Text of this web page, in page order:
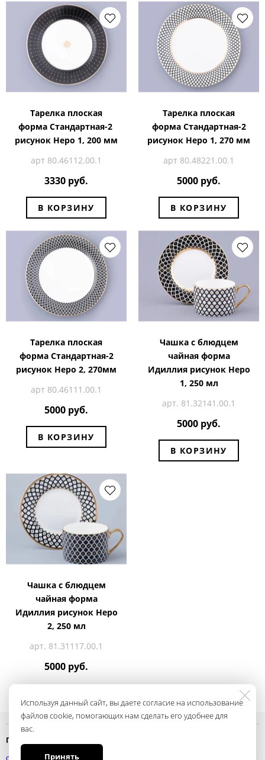
Тарелка плоская
форма Стандартная-2
рисунок Неро 1, 200 мм
арт 80.46112.00.1
3330 руб.
В КОРЗИНУ
Тарелка плоская
форма Стандартная-2
рисунок Неро 1, 270 мм
арт 80.48221.00.1
5000 руб.
В КОРЗИНУ
Тарелка плоская
форма Стандартная-2
рисунок Неро 2, 270мм
арт 80.46111.00.1
5000 руб.
В КОРЗИНУ
Чашка с блюдцем
чайная форма
Идиллия рисунок Неро
1, 250 мл
арт. 81.32141.00.1
5000 руб.
В КОРЗИНУ
Чашка с блюдцем
чайная форма
Идиллия рисунок Неро
2, 250 мл
арт. 81.31117.00.1
5000 руб.
Используя данный сайт, вы даете согласие на использование
файлов cookie, помогающих нам сделать его удобнее для
вас.
Принять
Политика конфиденциальности
смотреть